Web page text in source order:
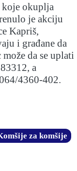
koje okuplja
je akciju
Kapriš,
i građane da
da se uplati
a
4360-402.
za komšije